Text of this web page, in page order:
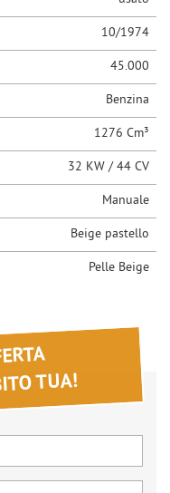
10/1974
45.000
Benzina
1276 Cm³
32 KW / 44 CV
Manuale
Beige pastello
Pelle Beige
TUA!